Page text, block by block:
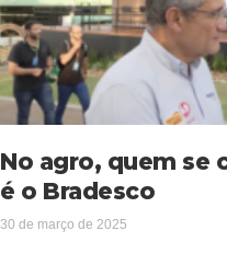
No agro, quem se
é o Bradesco
30 de março de 2025